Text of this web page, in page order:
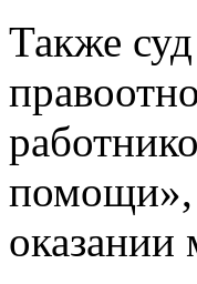
Также
помощи»,